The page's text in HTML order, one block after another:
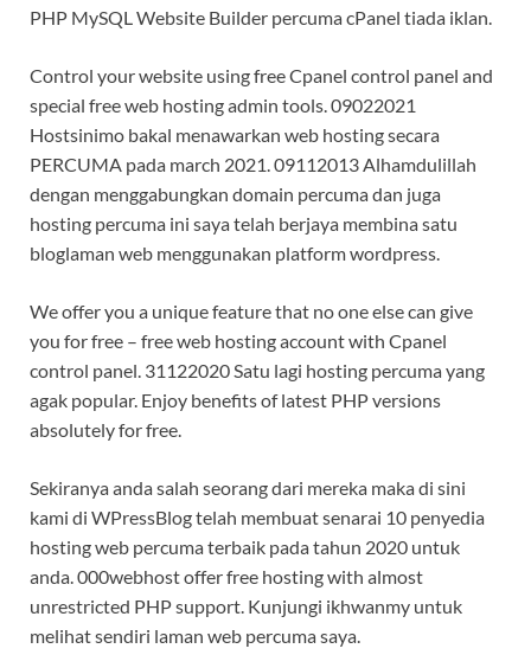
PHP MySQL Website Builder percuma cPanel tiada iklan.
Control your website using free Cpanel control panel and
special free web hosting admin tools. 09022021
Hostsinimo bakal menawarkan web hosting secara
PERCUMA pada march 2021. 09112013 Alhamdulillah
dengan menggabungkan domain percuma dan juga
hosting percuma ini saya telah berjaya membina satu
bloglaman web menggunakan platform wordpress.
We offer you a unique feature that no one else can give
you for free – free web hosting account with Cpanel
control panel. 31122020 Satu lagi hosting percuma yang
agak popular. Enjoy benefits of latest PHP versions
absolutely for free.
Sekiranya anda salah seorang dari mereka maka di sini
kami di WPressBlog telah membuat senarai 10 penyedia
hosting web percuma terbaik pada tahun 2020 untuk
anda. 000webhost offer free hosting with almost
unrestricted PHP support. Kunjungi ikhwanmy untuk
melihat sendiri laman web percuma saya.